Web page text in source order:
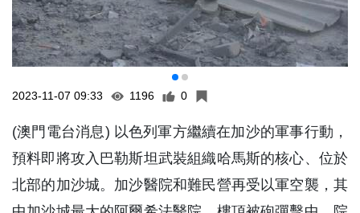
2023-11-07 09:33 1196 0
(澳門電台消息) 以色列軍方繼續在加沙的軍事行動，
預料即將攻入巴勒斯坦武裝組織哈馬斯的核心、位於
北部的加沙城。加沙醫院和難民營再受以軍空襲，其